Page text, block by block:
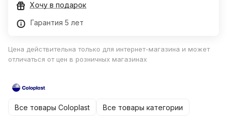
Хочу в подарок
Гарантия 5 лет
Цена действительна только для интернет-магазина и может
отличаться от цен в розничных магазинах
Все товары Coloplast Все товары категории